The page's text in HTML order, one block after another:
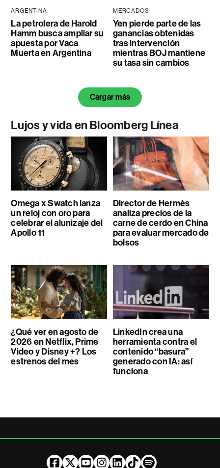
ARGENTINA
La petrolera de Harold
Hamm busca ampliar su
apuesta por Vaca
Muerta en Argentina
MERCADOS
Yen pierde parte de las
ganancias obtenidas
tras intervención
mientras BOJ mantiene
su tasa sin cambios
Cargar más
Lujos y vida en Bloomberg Línea
Omega x Swatch lanza
un reloj con oro para
celebrar el alunizaje del
Apollo 11
Director de Hermès
analiza precios de la
carne de cerdo en China
para evaluar mercado de
bolsos
¿Qué ver en agosto de
2026 en Netflix, Prime
Video y Disney +? Los
estrenos del mes
LinkedIn crea una
herramienta contra el
contenido “basura”
generado con IA: así
funciona